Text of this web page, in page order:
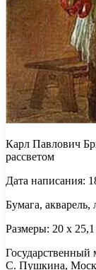
Карл Павлович
рассветом
Дата написания:
Бумага, акварель,
Размеры: 20 х
Государственный
С. Пушкина,